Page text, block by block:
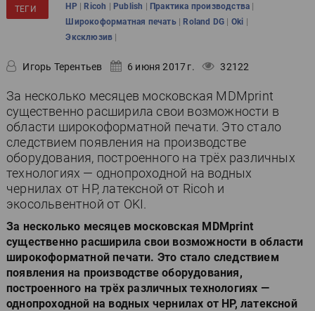
ТЕГИ HP |Ricoh |Publish |Практика производства |
Широкоформатная печать |Roland DG | Oki |
Эксклюзив |
Игорь Терентьев 6 июня 2017 г. 32122
За несколько месяцев московская MDMprint
существенно расширила свои возможности в
области широкоформатной печати. Это стало
следствием появления на производстве
оборудования, построенного на трёх различных
технологиях — однопроходной на водных
чернилах от HP, латексной от Ricoh и
экосольвентной от OKI.
За несколько месяцев московская MDMprint
существенно расширила свои возможности в области
широкоформатной печати. Это стало следствием
появления на производстве оборудования,
построенного на трёх различных технологиях —
однопроходной на водных чернилах от HP, латексной